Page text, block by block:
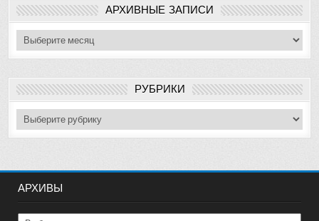
АРХИВНЫЕ ЗАПИСИ
Архивные
записи
РУБРИКИ
Рубрики
АРХИВЫ